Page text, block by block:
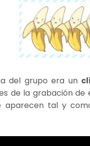
del grupo era un
de la grabación de
aparecen tal y